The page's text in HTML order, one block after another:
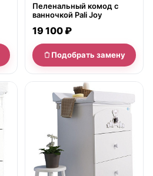
Пеленальный комод с
ванночкой Pali Joy
19 100 ₽
Подобрать замену
нет в продаже